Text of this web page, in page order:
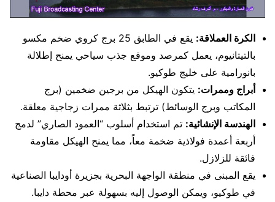
الكرة العملاقة:
يقع في الطابق 25 برج كروي ضخم مكسو
بالتيتانيوم، يعمل كمرصد وموقع جذب سياحي يمنح إطلالة
بانورامية على خليج طوكيو.
أبراج وممرات: يتكون الهيكل من برجين ضخمين (برج
المكاتب وبرج الوسائط) ترتبط بثلاثة ممرات زجاجية معلقة.
الهندسة الإنشائية: تم استخدام أسلوب “العمود الصاري” لدمج
أربعة أعمدة فولاذية ضخمة معاً، مما يمنح الهيكل مقاومة
فائقة للزلازل.
يقع المبنى في منطقة الواجهة البحرية بجزيرة أودايبا الصناعية
في طوكيو، ويمكن الوصول إليه بسهولة عبر محطة دايبا.